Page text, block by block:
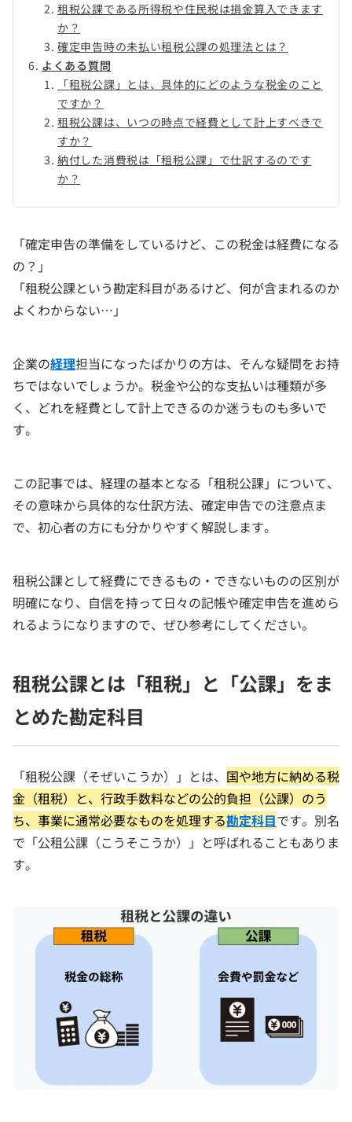
租税公課である所得税や住民税は損金算入できます
か？
確定申告時の未払い租税公課の処理法とは？
よくある質問
「租税公課」とは、具体的にどのような税金のこと
ですか？
租税公課は、いつの時点で経費として計上すべきで
すか？
納付した消費税は「租税公課」で仕訳するのです
か？
「確定申告の準備をしているけど、この税金は経費になる
の？」
「租税公課という勘定科目があるけど、何が含まれるのか
よくわからない…」
企業の経理担当になったばかりの方は、そんな疑問をお持
ちではないでしょうか。税金や公的な支払いは種類が多
く、どれを経費として計上できるのか迷うものも多いで
す。
この記事では、経理の基本となる「租税公課」について、
その意味から具体的な仕訳方法、確定申告での注意点ま
で、初心者の方にも分かりやすく解説します。
租税公課として経費にできるもの・できないものの区別が
明確になり、自信を持って日々の記帳や確定申告を進めら
れるようになりますので、ぜひ参考にしてください。
租税公課とは「租税」と「公課」をま
とめた勘定科目
「租税公課（そぜいこうか）」とは、 国や地方に納める税
金（租税）と、行政手数料などの公的負担（公課）のう
ち、事業に通常必要なものを処理する勘定科目です。別名
で「公租公課（こうそこうか）」と呼ばれることもありま
す。